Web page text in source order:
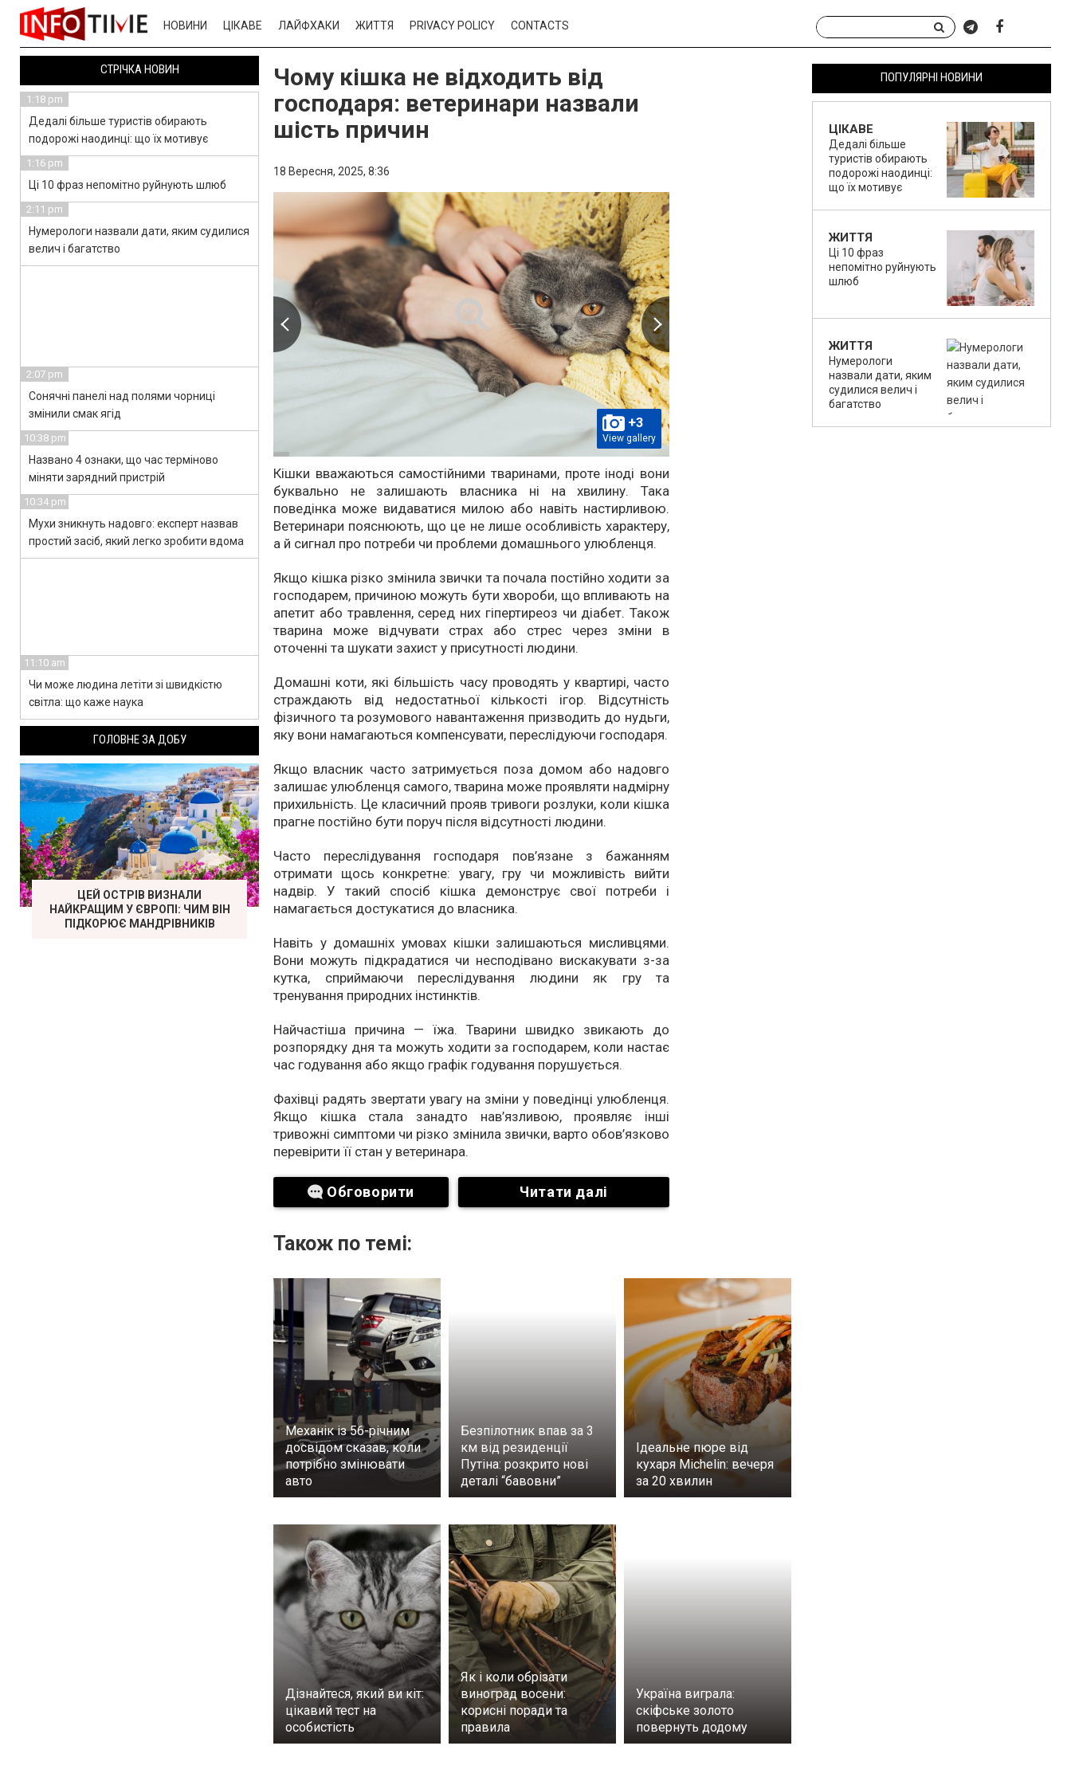
НОВИНИ ЦІКАВЕ ЛАЙФХАКИ ЖИТТЯ PRIVACY POLICY CONTACTS
Чому кішка не відходить від
господаря: ветеринари назвали
шість причин
18 Вересня, 2025, 8:36
+3
View gallery
Кішки вважаються самостійними тваринами, проте іноді вони
буквально не залишають власника ні на хвилину. Така
поведінка може видаватися милою або навіть настирливою.
Ветеринари пояснюють, що це не лише особливість характеру,
а й сигнал про потреби чи проблеми домашнього улюбленця.
Якщо кішка різко змінила звички та почала постійно ходити за
господарем, причиною можуть бути хвороби, що впливають на
апетит або травлення, серед них гіпертиреоз чи діабет. Також
тварина може відчувати страх або стрес через зміни в
оточенні та шукати захист у присутності людини.
Домашні коти, які більшість часу проводять у квартирі, часто
страждають від недостатньої кількості ігор. Відсутність
фізичного та розумового навантаження призводить до нудьги,
яку вони намагаються компенсувати, переслідуючи господаря.
Якщо власник часто затримується поза домом або надовго
залишає улюбленця самого, тварина може проявляти надмірну
прихильність. Це класичний прояв тривоги розлуки, коли кішка
прагне постійно бути поруч після відсутності людини.
Часто переслідування господаря пов’язане з бажанням
отримати щось конкретне: увагу, гру чи можливість вийти
надвір. У такий спосіб кішка демонструє свої потреби і
намагається достукатися до власника.
Навіть у домашніх умовах кішки залишаються мисливцями.
Вони можуть підкрадатися чи несподівано вискакувати з-за
кутка, сприймаючи переслідування людини як гру та
тренування природних інстинктів.
Найчастіша причина — їжа. Тварини швидко звикають до
розпорядку дня та можуть ходити за господарем, коли настає
час годування або якщо графік годування порушується.
Фахівці радять звертати увагу на зміни у поведінці улюбленця.
Якщо кішка стала занадто нав’язливою, проявляє інші
тривожні симптоми чи різко змінила звички, варто обов’язково
перевірити її стан у ветеринара.
Обговорити Читати далі
Також по темі:
Механік із 56-річним
досвідом сказав, коли
потрібно змінювати
авто
Безпілотник впав за 3
км від резиденції
Путіна: розкрито нові
деталі “бавовни”
Ідеальне пюре від
кухаря Michelin: вечеря
за 20 хвилин
Дізнайтеся, який ви кіт:
цікавий тест на
особистість
Як і коли обрізати
виноград восени:
корисні поради та
правила
Україна виграла:
скіфське золото
повернуть додому
ПОПУЛЯРНІ НОВИНИ
ЦІКАВЕ
Дедалі більше
туристів обирають
подорожі наодинці:
що їх мотивує
ЖИТТЯ
Ці 10 фраз
непомітно руйнують
шлюб
ЖИТТЯ
Нумерологи
назвали дати, яким
судилися велич і
багатство
СТРІЧКА НОВИН
1:18 pm
Дедалі більше туристів обирають
подорожі наодинці: що їх мотивує
1:16 pm
Ці 10 фраз непомітно руйнують шлюб
2:11 pm
Нумерологи назвали дати, яким судилися
велич і багатство
2:07 pm
Сонячні панелі над полями чорниці
змінили смак ягід
10:38 pm
Названо 4 ознаки, що час терміново
міняти зарядний пристрій
10:34 pm
Мухи зникнуть надовго: експерт назвав
простий засіб, який легко зробити вдома
11:10 am
Чи може людина летіти зі швидкістю
світла: що каже наука
ГОЛОВНЕ ЗА ДОБУ
ЦЕЙ ОСТРІВ ВИЗНАЛИ
НАЙКРАЩИМ У ЄВРОПІ: ЧИМ ВІН
ПІДКОРЮЄ МАНДРІВНИКІВ